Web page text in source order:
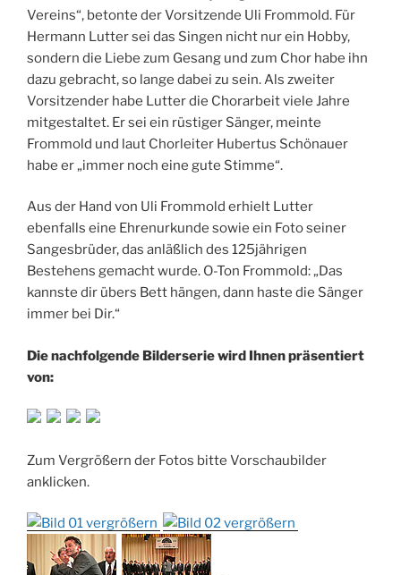
Vereins“, betonte der Vorsitzende Uli Frommold. Für
Hermann Lutter sei das Singen nicht nur ein Hobby,
sondern die Liebe zum Gesang und zum Chor habe ihn
dazu gebracht, so lange dabei zu sein. Als zweiter
Vorsitzender habe Lutter die Chorarbeit viele Jahre
mitgestaltet. Er sei ein rüstiger Sänger, meinte
Frommold und laut Chorleiter Hubertus Schönauer
habe er „immer noch eine gute Stimme“.
Aus der Hand von Uli Frommold erhielt Lutter
ebenfalls eine Ehrenurkunde sowie ein Foto seiner
Sangesbrüder, das anläßlich des 125jährigen
Bestehens gemacht wurde. O-Ton Frommold: „Das
kannste dir übers Bett hängen, dann haste die Sänger
immer bei Dir.“
Die nachfolgende Bilderserie wird Ihnen präsentiert
von:
Zum Vergrößern der Fotos bitte Vorschaubilder
anklicken.